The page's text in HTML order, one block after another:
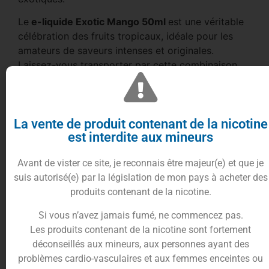
Le e-liquide Exotic Mango 50ml est une véritable
célébration des fruits tropicaux, idéale pour les
amateurs de saveurs intenses et originales.
Laissez-vous transporter par cette combinaison
sophistiquée, où chaque bouffée est une nouvelle
une escapade sensorielle vers des contrées
Conditionnement du e-liquide Exotic
Mango 50ml
e-liquide Exotic Mango
Sombrero E-Coneest une véritable explosion de
saveurs tropicales à chaque bouffée.
Plongez dans un univers de douceur et de plaisir
avec cette création exquise, au goût decrème de
La vente de produit contenant de la nicotine
est interdite aux mineurs
Avant de vister ce site, je reconnais être majeur(e) et que je
suis autorisé(e) par la législation de mon pays à acheter des
produits contenant de la nicotine.
Si vous n’avez jamais fumé, ne commencez pas.
Les produits contenant de la nicotine sont fortement
déconseillés aux mineurs, aux personnes ayant des
problèmes cardio-vasculaires et aux femmes enceintes ou